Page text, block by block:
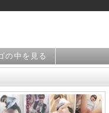
の中を見る